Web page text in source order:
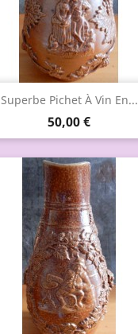
Superbe Pichet À Vin En...
Prix
50,00 €